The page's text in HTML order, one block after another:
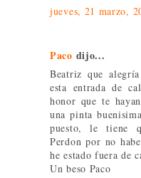
jueves, 21 marzo,
Paco dijo...
Beatriz que
esta entrada de
honor que te
una pinta
puesto, le tiene
Perdon por no
he estado fuera de
Un beso Paco